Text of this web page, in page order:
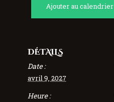
Ajouter au calendrier
DÉTAILS
Date :
avril 9, 2027
Heure :